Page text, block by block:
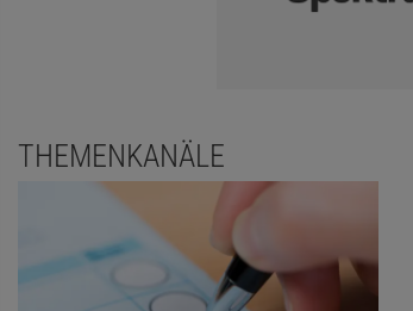
THEMENKANÄLE